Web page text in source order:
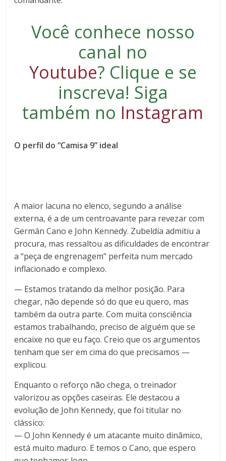
Você conhece nosso
canal no
Youtube? Clique e se
inscreva! Siga
também no Instagram
O perfil do “Camisa 9” ideal
A maior lacuna no elenco, segundo a análise
externa, é a de um centroavante para revezar com
Germán Cano e John Kennedy. Zubeldía admitiu a
procura, mas ressaltou as dificuldades de encontrar
a “peça de engrenagem” perfeita num mercado
inflacionado e complexo.
— Estamos tratando da melhor posição. Para
chegar, não depende só do que eu quero, mas
também da outra parte. Com muita consciência
estamos trabalhando, preciso de alguém que se
encaixe no que eu faço. Creio que os argumentos
tenham que ser em cima do que precisamos —
explicou.
Enquanto o reforço não chega, o treinador
valorizou as opções caseiras. Ele destacou a
evolução de John Kennedy, que foi titular no
clássico:
— O John Kennedy é um atacante muito dinâmico,
está muito maduro. E temos o Cano, que espero